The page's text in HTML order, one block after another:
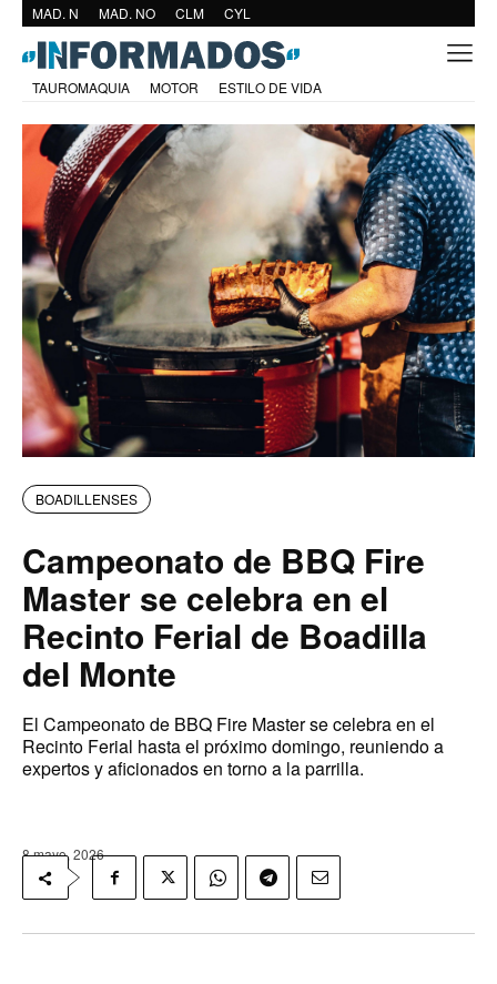
MAD. N MAD. NO CLM CYL
TAUROMAQUIA MOTOR ESTILO DE VIDA
BOADILLENSES
Campeonato de BBQ Fire
Master se celebra en el
Recinto Ferial de Boadilla
del Monte
El Campeonato de BBQ Fire Master se celebra en el
Recinto Ferial hasta el próximo domingo, reuniendo a
expertos y aficionados en torno a la parrilla.
8 mayo, 2026